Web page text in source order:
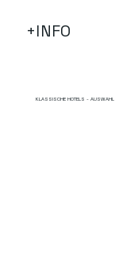
+INFO
KLASSISCHE HOTELS - AUSWAHL